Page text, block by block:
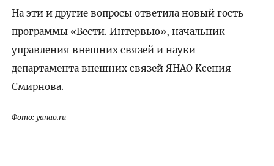
На эти и другие вопросы ответила новый гость
программы «Вести. Интервью», начальник
управления внешних связей и науки
департамента внешних связей ЯНАО Ксения
Смирнова.
Фото: yanao.ru